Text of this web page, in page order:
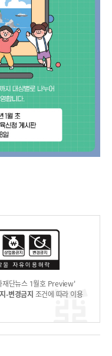
재단뉴스 1월호 Preview'
-변경금지 조건에 따라 이용